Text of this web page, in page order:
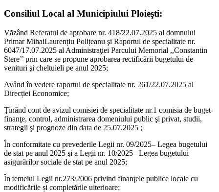
Consiliul Local al Municipiului Ploieşti:
Văzând Referatul de aprobare nr. 418/22.07.2025 al domnului
Primar MihaiLaurențiu Polițeanu şi Raportul de specialitate nr.
6047/17.07.2025 al Administraţiei Parcului Memorial ,,Constantin
Stere’’ prin care se propune aprobarea rectificării bugetului de
venituri şi cheltuieli pe anul 2025;
Având în vedere raportul de specialitate nr. 261/22.07.2025 al
Direcției Economice;
Ţinând cont de avizul comisiei de specialitate nr.1 comisia de buget-
finanţe, control, administrarea domeniului public şi privat, studii,
strategii şi prognoze din data de 25.07.2025 ;
În conformitate cu prevederile Legii nr. 09/2025– Legea bugetului
de stat pe anul 2025 şi a Legii nr. 10/2025– Legea bugetului
asigurărilor sociale de stat pe anul 2025;
În temeiul Legii nr.273/2006 privind finanţele publice locale cu
modificările și completările ulterioare;